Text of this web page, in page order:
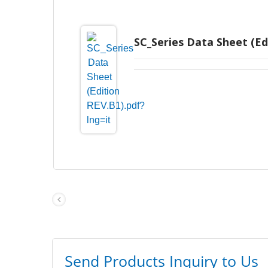
SC_Series Data Sheet